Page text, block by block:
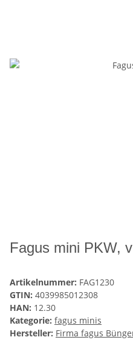
Fagus mini PKW,
Artikelnummer: FAG1230
GTIN: 4039985012308
HAN: 12.30
Kategorie: fagus minis
Hersteller: Firma fagus